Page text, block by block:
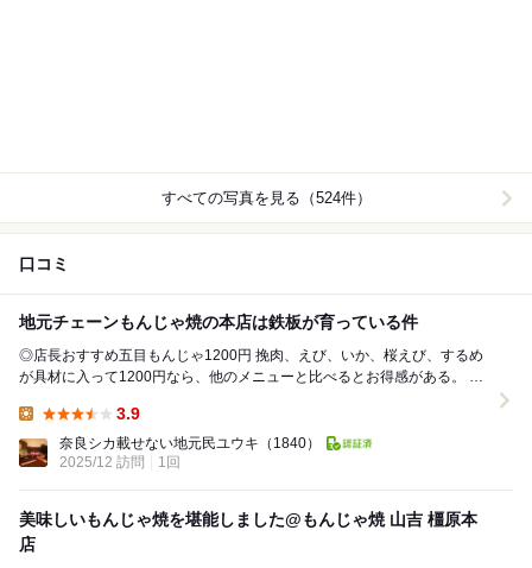
すべての写真を見る（524件）
口コミ
地元チェーンもんじゃ焼の本店は鉄板が育っている件
◎店長おすすめ五目もんじゃ1200円 挽肉、えび、いか、桜えび、するめ
が具材に入って1200円なら、他のメニューと比べるとお得感がある。 店
3.9
奈良シカ載せない地元民ユウキ （1840）
2025/12 訪問
1回
美味しいもんじゃ焼を堪能しました@もんじゃ焼 山吉 橿原本
店